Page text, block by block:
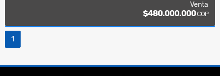
Venta
$480.000.000COP
1